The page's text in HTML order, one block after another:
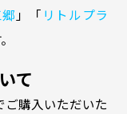
」「 リトルプラ
て
ご購入いただいた